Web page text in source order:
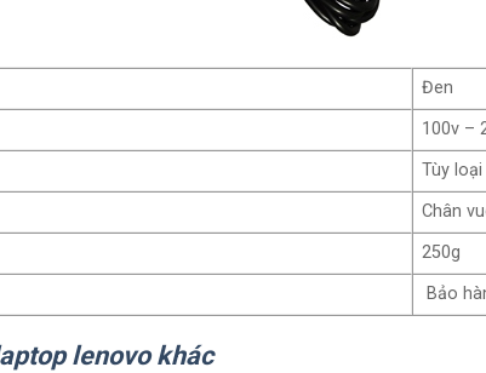
Đen
100v –
Tùy loại
Chân
250g
Bảo
lenovo khác